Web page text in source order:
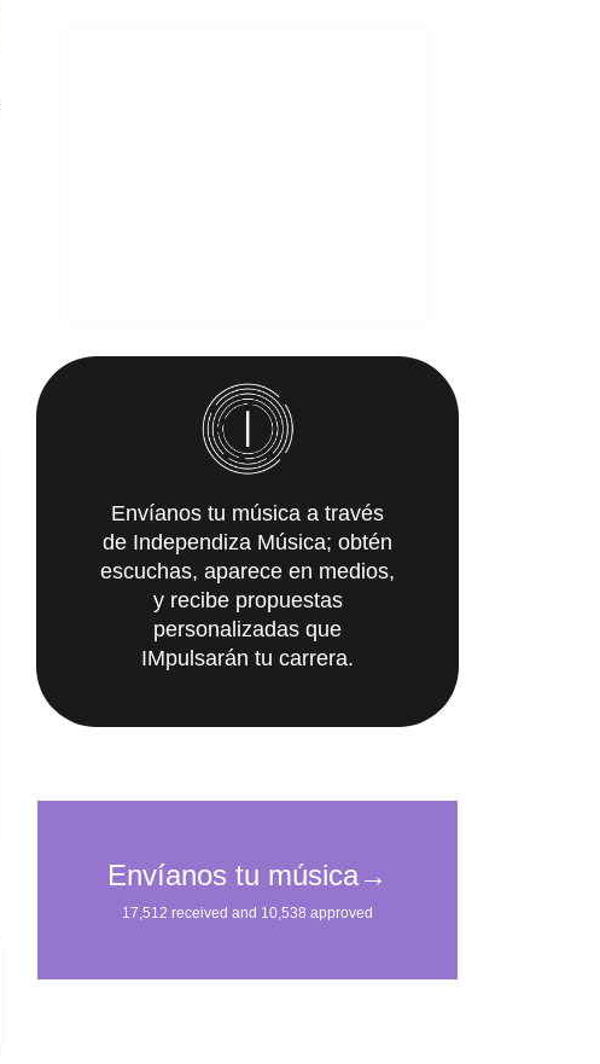
Envíanos tu música a través
de Independiza Música; obtén
escuchas, aparece en medios,
y recibe propuestas
personalizadas que
IMpulsarán tu carrera.